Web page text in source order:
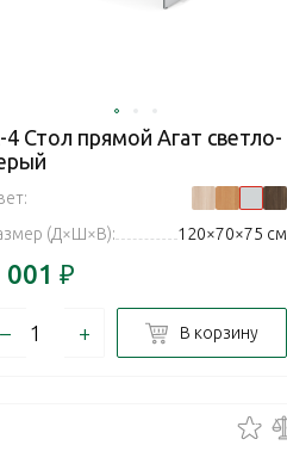
4 Стол прямой Агат светло-
(Д×Ш×В):
120×70×75 см
001 ₽
– + В корзину